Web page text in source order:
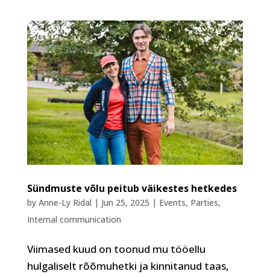
Sündmuste võlu peitub väikestes hetkedes
by Anne-Ly Ridal | Jun 25, 2025 | Events, Parties,
Internal communication
Viimased kuud on toonud mu tööellu
hulgaliselt rõõmuhetki ja kinnitanud taas,